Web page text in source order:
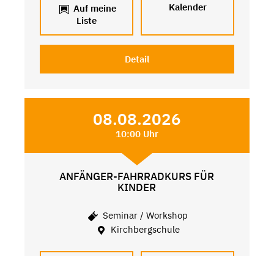
Auf meine
Liste
Kalender
Detail
08.08.2026
10:00 Uhr
ANFÄNGER-FAHRRADKURS FÜR
KINDER
Seminar / Workshop
Kirchbergschule